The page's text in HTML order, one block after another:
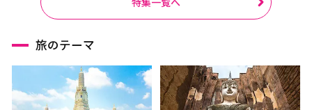
旅のテーマ